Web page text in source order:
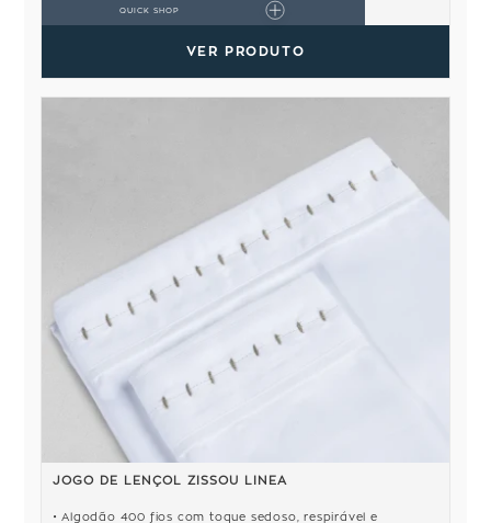
QUICK SHOP
VER PRODUTO
JOGO DE LENÇOL ZISSOU LINEA
Algodão 400 fios com toque sedoso, respirável e